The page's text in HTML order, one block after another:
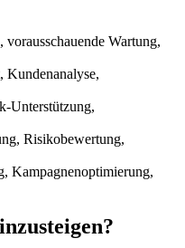
vorausschauende Wartung,
Kundenanalyse,
Unterstützung,
Risikobewertung,
Kampagnenoptimierung,